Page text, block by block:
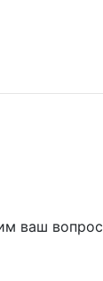
ваш вопрос